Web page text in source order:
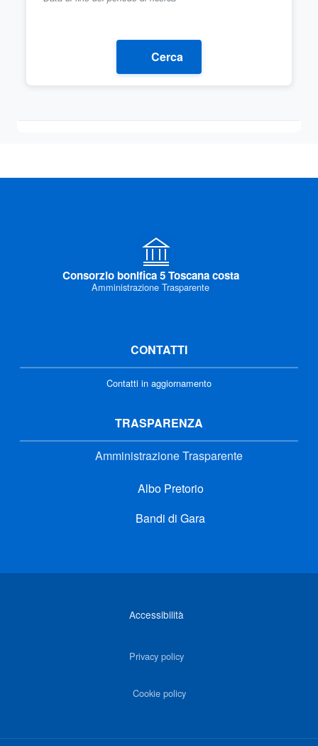
Cerca
Consorzio bonifica 5 Toscana costa
Amministrazione Trasparente
CONTATTI
Contatti in aggiornamento
TRASPARENZA
Amministrazione Trasparente
Albo Pretorio
Bandi di Gara
Accessibilità
Privacy policy
Cookie policy